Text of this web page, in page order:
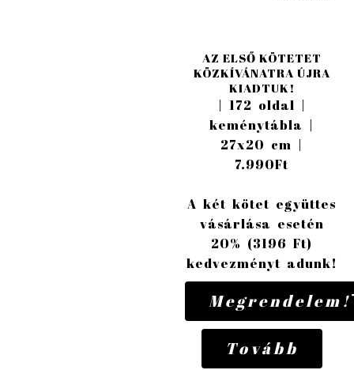
AZ ELSŐ KÖTETET
KÖZKÍVÁNATRA ÚJRA
KIADTUK!
| 172 oldal |
keménytábla |
27x20 cm |
7.990Ft
A két kötet együttes
vásárlása esetén
20% (3196 Ft)
kedvezményt adunk!
Megrendelem!
Tovább